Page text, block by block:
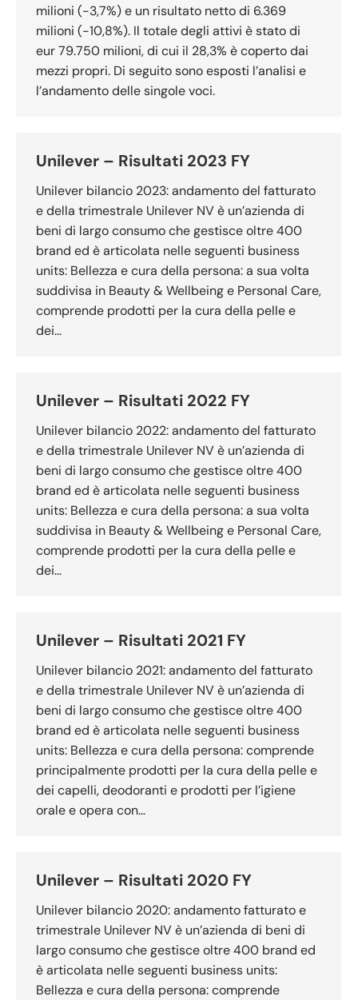
milioni (-3,7%) e un risultato netto di 6.369
milioni (-10,8%). Il totale degli attivi è stato di
eur 79.750 milioni, di cui il 28,3% è coperto dai
mezzi propri. Di seguito sono esposti l’analisi e
l’andamento delle singole voci.
Unilever – Risultati 2023 FY
Unilever bilancio 2023: andamento del fatturato
e della trimestrale Unilever NV è un’azienda di
beni di largo consumo che gestisce oltre 400
brand ed è articolata nelle seguenti business
units: Bellezza e cura della persona: a sua volta
suddivisa in Beauty & Wellbeing e Personal Care,
comprende prodotti per la cura della pelle e
dei…
Unilever – Risultati 2022 FY
Unilever bilancio 2022: andamento del fatturato
e della trimestrale Unilever NV è un’azienda di
beni di largo consumo che gestisce oltre 400
brand ed è articolata nelle seguenti business
units: Bellezza e cura della persona: a sua volta
suddivisa in Beauty & Wellbeing e Personal Care,
comprende prodotti per la cura della pelle e
dei…
Unilever – Risultati 2021 FY
Unilever bilancio 2021: andamento del fatturato
e della trimestrale Unilever NV è un’azienda di
beni di largo consumo che gestisce oltre 400
brand ed è articolata nelle seguenti business
units: Bellezza e cura della persona: comprende
principalmente prodotti per la cura della pelle e
dei capelli, deodoranti e prodotti per l’igiene
orale e opera con…
Unilever – Risultati 2020 FY
Unilever bilancio 2020: andamento fatturato e
trimestrale Unilever NV è un’azienda di beni di
largo consumo che gestisce oltre 400 brand ed
è articolata nelle seguenti business units:
Bellezza e cura della persona: comprende